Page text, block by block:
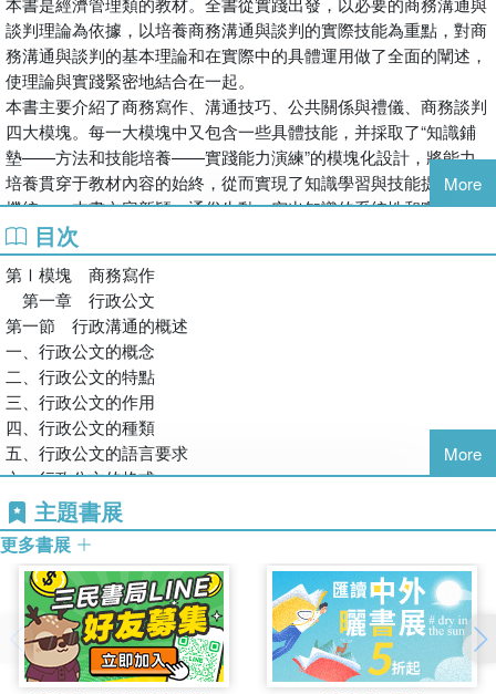
談判理論為依據，以培養商務溝通與談判的實際技能為重點，對商
務溝通與談判的基本理論和在實際中的具體運用做了全面的闡述，
使理論與實踐緊密地結合在一起。
本書主要介紹了商務寫作、溝通技巧、公共關係與禮儀、商務談判
四大模塊。每一大模塊中又包含一些具體技能，并採取了“知識鋪
墊——方法和技能培養——實踐能力演練”的模塊化設計，將能力
培養貫穿于教材內容的始終，從而實現了知識學習與技能提升的有
機統一。本書內容新穎、通俗生動，突出知識的系統性和實用性，
強調實踐能力的培養。各章均設計安排了學習目標、回顧與小結、
討論題等內容，并在各章正文中穿插有實例，為該課程的教學提供
方便。
本書可作為高職高專經濟類、管理類等相關專業的專業課教材，也
可作為高職高專各專業的公共基礎課教材，還可作為各企事業單位
公共關係工作人員的培訓教材和參考讀物。
More
目次
第Ⅰ模塊 商務寫作
第一章 行政公文
第一節 行政溝通的概述
一、行政公文的概念
二、行政公文的特點
三、行政公文的作用
四、行政公文的種類
五、行政公文的語言要求
六、行政公文的格式
第二節 通告
一、通告的概念
二、通告的分類
三、通告的特點
四、通告的結構與寫作要求
五、例文與評析
六、病文與評析
第三節 通知
More
主題書展
更多書展